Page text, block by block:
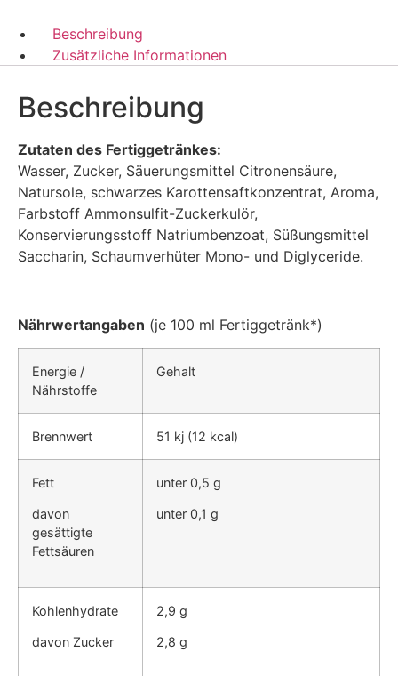
Beschreibung
Zusätzliche Informationen
Beschreibung
Zutaten des Fertiggetränkes:
Wasser, Zucker, Säuerungsmittel Citronensäure,
Natursole, schwarzes Karottensaftkonzentrat, Aroma,
Farbstoff Ammonsulfit-Zuckerkulör,
Konservierungsstoff Natriumbenzoat, Süßungsmittel
Saccharin, Schaumverhüter Mono- und Diglyceride.
Nährwertangaben (je 100 ml Fertiggetränk*)
Energie /
Nährstoffe
Gehalt
Brennwert 51 kj (12 kcal)
Fett
davon
gesättigte
Fettsäuren
unter 0,5 g
unter 0,1 g
Kohlenhydrate
davon Zucker
2,9 g
2,8 g